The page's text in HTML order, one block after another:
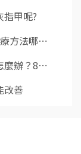
甲呢?
方法哪⋯
麼辦？8⋯
改善